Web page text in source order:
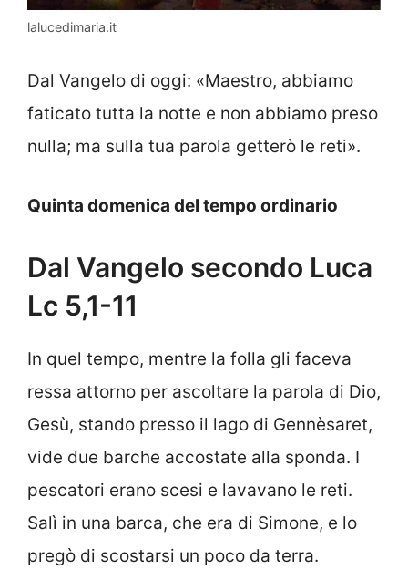
lalucedimaria.it
Dal Vangelo di oggi: «Maestro, abbiamo
faticato tutta la notte e non abbiamo preso
nulla; ma sulla tua parola getterò le reti».
Quinta domenica del tempo ordinario
Dal Vangelo secondo Luca
Lc 5,1-11
In quel tempo, mentre la folla gli faceva
ressa attorno per ascoltare la parola di Dio,
Gesù, stando presso il lago di Gennèsaret,
vide due barche accostate alla sponda. I
pescatori erano scesi e lavavano le reti.
Salì in una barca, che era di Simone, e lo
pregò di scostarsi un poco da terra.